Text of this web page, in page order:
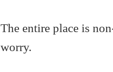
The entire place is
worry.